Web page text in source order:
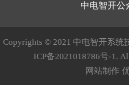
中电智开公
Copyrights © 2021 中电智开系统
ICP备2021018786号-1 .
网站制作